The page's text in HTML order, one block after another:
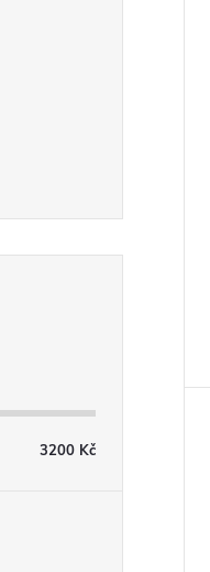
3200 Kč